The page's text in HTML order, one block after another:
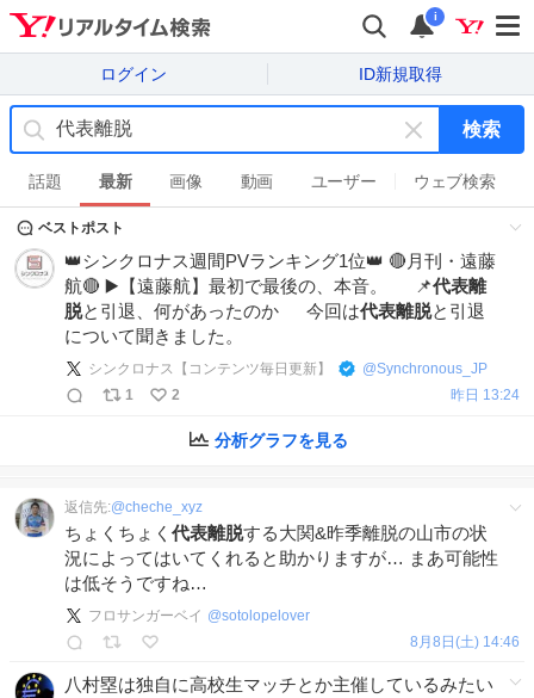
i
ログイン ID新規取得
キ
ー
ワ
ド
を
消
検索
話題 最新 画像 動画 ユーザー ウェブ検索
ベストポスト
👑シンクロナス週間PVランキング1位👑 🔴月刊・遠藤
航🔴 ▶️【遠藤航】最初で最後の、本音。 📌代表離
脱と引退、何があったのか 今回は代表離脱と引退
について聞きました。
シンクロナス【コンテンツ毎日更新】 @Synchronous_JP
1
2 昨日 13:24
分析グラフを見る
返信先:@cheche_xyz
ちょくちょく 代表離脱する大関&昨季離脱の山市の状
況によってはいてくれると助かりますが… まあ可能性
は低そうですね…
フロサンガーベイ @sotolopelover
8月8日(土) 14:46
八村塁は独自に高校生マッチとか主催しているみたい